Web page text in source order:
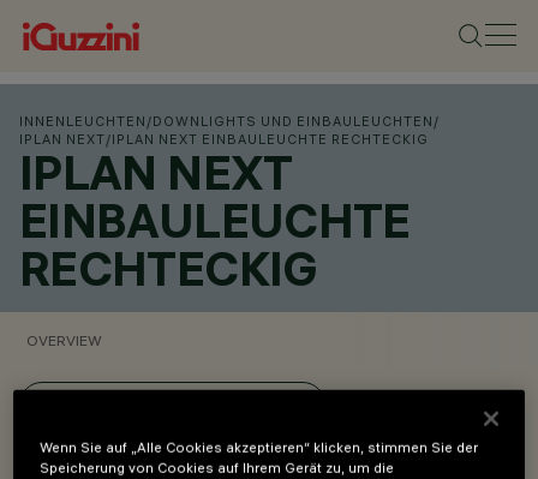
INNENLEUCHTEN /DOWNLIGHTS UND EINBAULEUCHTEN /
IPLAN NEXT/IPLAN NEXT EINBAULEUCHTE RECHTECKIG
IPLAN NEXT
EINBAULEUCHTE
RECHTECKIG
OVERVIEW
Wenn Sie auf „Alle Cookies akzeptieren“ klicken, stimmen Sie der
Speicherung von Cookies auf Ihrem Gerät zu, um die